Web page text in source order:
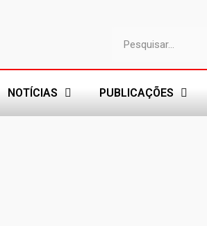
NOTÍCIAS PUBLICAÇÕES